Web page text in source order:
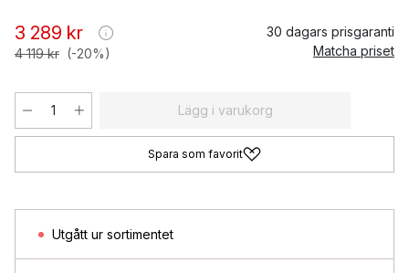
3 289 kr
4 119 kr (-20%)
30 dagars prisgaranti
Matcha priset
Lägg i varukorg
Spara som favorit
Utgått ur sortimentet